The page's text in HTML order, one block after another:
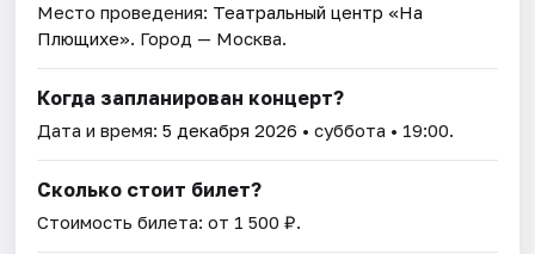
Место проведения: Театральный центр «На
Плющихе». Город — Москва.
Когда запланирован концерт?
Дата и время:5 декабря 2026 • суббота • 19:00.
Сколько стоит билет?
Стоимость билета: от 1 500 ₽.